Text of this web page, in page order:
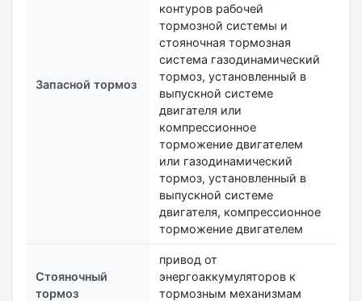
Запасной тормоз
контуров рабочей
тормозной системы и
стояночная тормозная
система газодинамический
тормоз, установленный в
выпускной системе
двигателя или
компрессионное
торможение двигателем
или газодинамический
тормоз, установленный в
выпускной системе
двигателя, компрессионное
торможение двигателем
Стояночный
тормоз
привод от
энергоаккумуляторов к
тормозным механизмам